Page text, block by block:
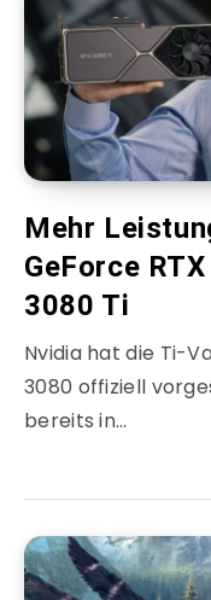
Mehr
GeForce
3080 Ti
Nvidia hat die Ti-
3080 offiziell
bereits in…